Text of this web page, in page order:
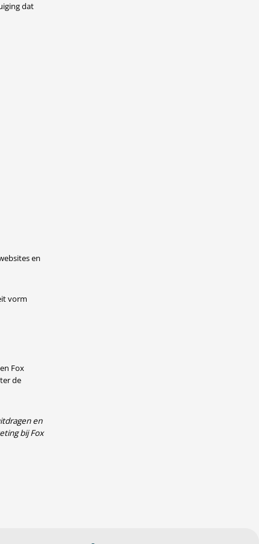
dat
en
vorm
Fox
de
en
bij Fox